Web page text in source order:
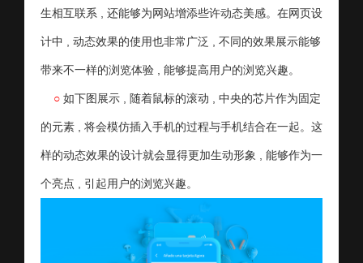
生相互联系 , 还能够为网站增添些许动态美感。在网页设
计中 , 动态效果的使用也非常广泛 , 不同的效果展示能够
带来不一样的浏览体验 , 能够提高用户的浏览兴趣。
○ 如下图展示 , 随着鼠标的滚动 , 中央的芯片作为固定
的元素 , 将会模仿插入手机的过程与手机结合在一起。这
样的动态效果的设计就会显得更加生动形象 , 能够作为一
个亮点 , 引起用户的浏览兴趣。